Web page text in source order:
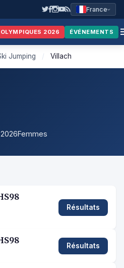
France
2026 ÉVÉNEMENTS
Jumping / Villach
Femmes
Résultats
Résultats